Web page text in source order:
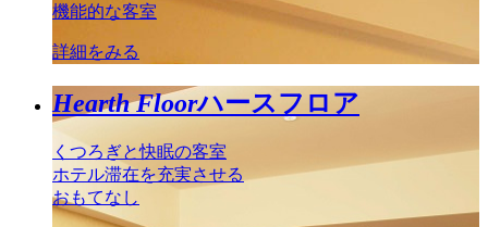
機能的な客室
詳細をみる
Hearth Floorハースフロア
くつろぎと快眠の客室
ホテル滞在を充実させる
おもてなし